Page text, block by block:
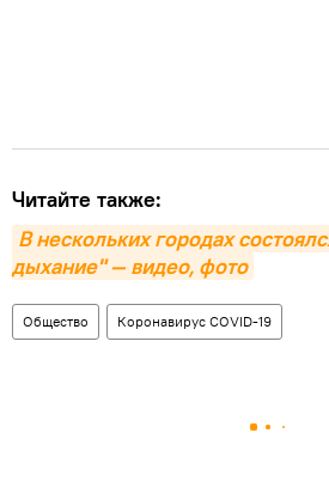
Читайте также:
В нескольких городах
дыхание" — видео, фото
Общество Коронавирус COVID-19